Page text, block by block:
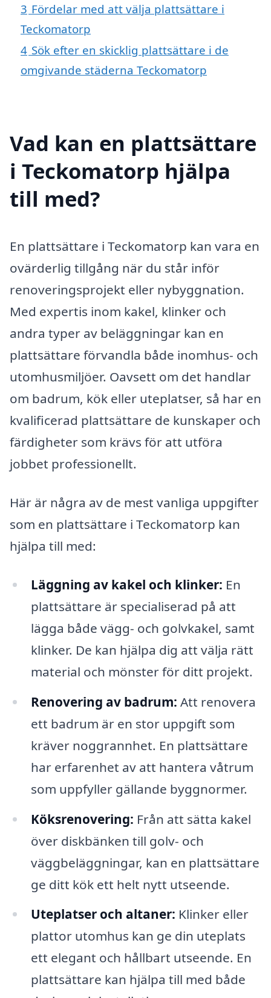
3 Fördelar med att välja plattsättare i
Teckomatorp
4 Sök efter en skicklig plattsättare i de
omgivande städerna Teckomatorp
Vad kan en plattsättare
i Teckomatorp hjälpa
till med?
En plattsättare i Teckomatorp kan vara en
ovärderlig tillgång när du står inför
renoveringsprojekt eller nybyggnation.
Med expertis inom kakel, klinker och
andra typer av beläggningar kan en
plattsättare förvandla både inomhus- och
utomhusmiljöer. Oavsett om det handlar
om badrum, kök eller uteplatser, så har en
kvalificerad plattsättare de kunskaper och
färdigheter som krävs för att utföra
jobbet professionellt.
Här är några av de mest vanliga uppgifter
som en plattsättare i Teckomatorp kan
hjälpa till med:
Läggning av kakel och klinker: En
plattsättare är specialiserad på att
lägga både vägg- och golvkakel, samt
klinker. De kan hjälpa dig att välja rätt
material och mönster för ditt projekt.
Renovering av badrum: Att renovera
ett badrum är en stor uppgift som
kräver noggrannhet. En plattsättare
har erfarenhet av att hantera våtrum
som uppfyller gällande byggnormer.
Köksrenovering: Från att sätta kakel
över diskbänken till golv- och
väggbeläggningar, kan en plattsättare
ge ditt kök ett helt nytt utseende.
Uteplatser och altaner: Klinker eller
plattor utomhus kan ge din uteplats
ett elegant och hållbart utseende. En
plattsättare kan hjälpa till med både